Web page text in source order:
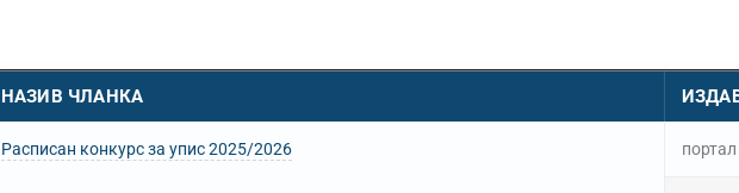
НАЗИВ ЧЛАНКА
Расписан конкурс за упис 2025/2026